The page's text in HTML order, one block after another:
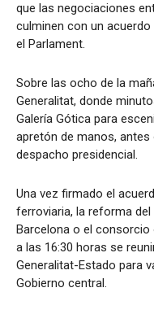
que las negociaciones
culminen con un
el Parlament.
Sobre las ocho de la
Generalitat, donde
Galería Gótica para
apretón de manos, antes
despacho presidencial.
Una vez firmado el
ferroviaria, la reforma
Barcelona o el
a las 16:30 horas se
Generalitat-Estado para
Gobierno central.